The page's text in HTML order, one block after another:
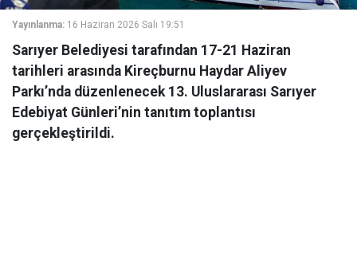
Yayınlanma: 16 Haziran 2026 Salı 19:51
Sarıyer Belediyesi tarafından 17-21 Haziran
tarihleri arasında Kireçburnu Haydar Aliyev
Parkı’nda düzenlenecek 13. Uluslararası Sarıyer
Edebiyat Günleri’nin tanıtım toplantısı
gerçekleştirildi.